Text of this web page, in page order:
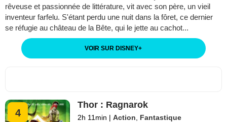
rêveuse et passionnée de littérature, vit avec son père, un vieil
inventeur farfelu. S'étant perdu une nuit dans la fôret, ce dernier
se réfugie au château de la Bête, qui le jette au cachot...
VOIR SUR DISNEY+
4
Thor : Ragnarok
2h 11min | Action
Fantastique